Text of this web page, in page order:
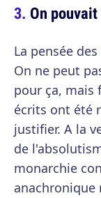
On
La pensée
On ne peut
pour ça, mais
écrits ont été
justifier. A la
de
monarchie
anachronique